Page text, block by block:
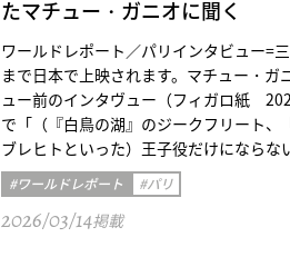
たマチュー・ガニオに聞く
ワールドレポート／パリインタビュー=
まで日本で上映されます。マチュー・
ュー前のインタヴュー（フィガロ紙
で「（『白鳥の湖』のジークフリート
ブレヒトといった）王子役だけにならな
#ワールドレポート #パリ
2026/03/14掲載